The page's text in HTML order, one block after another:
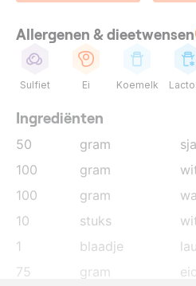
Allergenen & dieetwensen
Sulfiet Ei Koemelk
Ingrediënten
50 gram
100
gram
100
gram
10
stuks
1
blaadje
75
gram